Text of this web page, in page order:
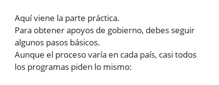
Aquí viene la parte práctica.
Para obtener apoyos de gobierno, debes seguir
algunos pasos básicos.
Aunque el proceso varía en cada país, casi todos
los programas piden lo mismo: